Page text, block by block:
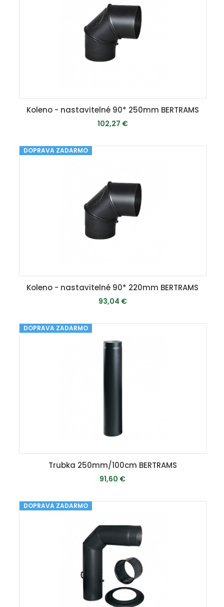
Koleno - nastavitelné 90* 250mm BERTRAMS
102,27 €
MOMENTÁLNE VYPREDANÉ
DOPRAVA ZADARMO
Koleno - nastavitelné 90* 220mm BERTRAMS
93,04 €
MOMENTÁLNE VYPREDANÉ
DOPRAVA ZADARMO
Trubka 250mm/100cm BERTRAMS
91,60 €
MOMENTÁLNE VYPREDANÉ
DOPRAVA ZADARMO